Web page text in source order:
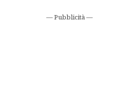
— Pubblicità —